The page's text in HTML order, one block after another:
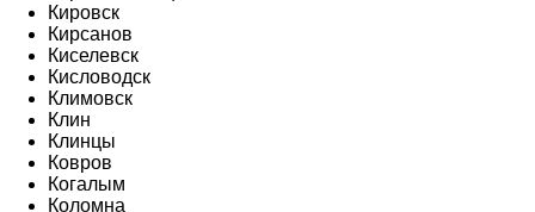
Кировск
Кирсанов
Киселевск
Кисловодск
Климовск
Клин
Клинцы
Ковров
Когалым
Коломна